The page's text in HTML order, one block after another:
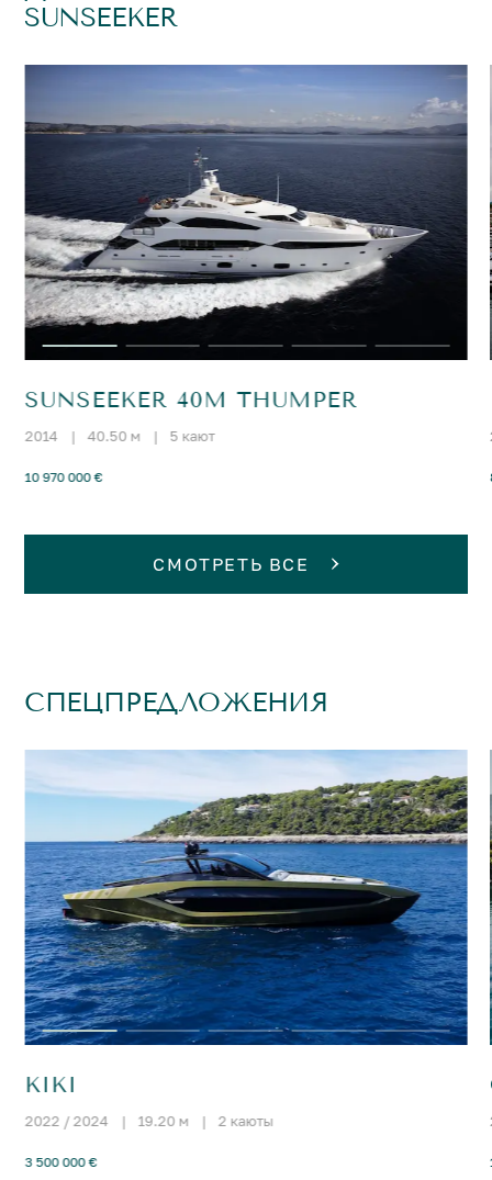
SUNSEEKER
SUNSEEKER 40M THUMPER
2014 | 40.50 м | 5 кают
10 970 000 €
СМОТРЕТЬ ВСЕ
СПЕЦПРЕДЛОЖЕНИЯ
KIKI
2022 / 2024 | 19.20 м | 2 каюты
3 500 000 €